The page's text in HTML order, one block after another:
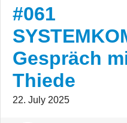
#061
Gespräch
Thiede
22. July 2025